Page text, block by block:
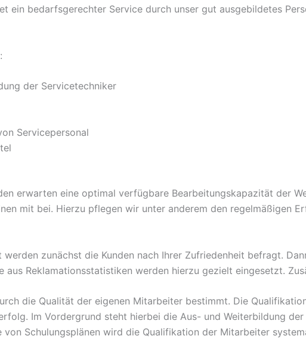
ein bedarfsgerechter Service durch unser gut ausgebildetes
der Servicetechniker
Servicepersonal
erwarten eine optimal verfügbare Bearbeitungskapazität der
mit bei. Hierzu pflegen wir unter anderem den regelmäßigen
zunächst die Kunden nach Ihrer Zufriedenheit befragt.
aus Reklamationsstatistiken werden hierzu gezielt eingesetzt.
die Qualität der eigenen Mitarbeiter bestimmt. Die
Im Vordergrund steht hierbei die Aus- und Weiterbildung
Schulungsplänen wird die Qualifikation der Mitarbeiter